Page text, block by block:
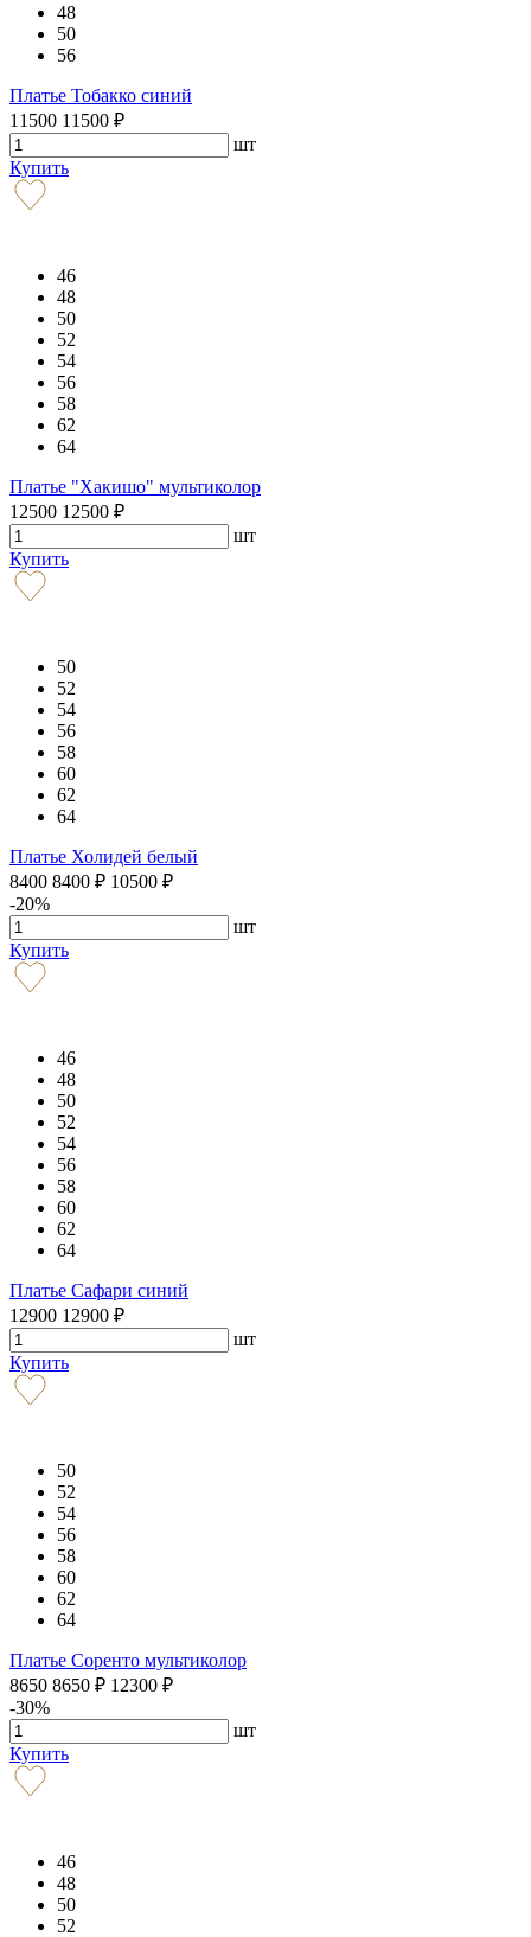
48
50
56
Платье Тобакко синий
11500 11500 ₽
шт
Купить
46
48
50
52
54
56
58
62
64
Платье "Хакишо" мультиколор
12500 12500 ₽
шт
Купить
50
52
54
56
58
60
62
64
Платье Холидей белый
8400 8400 ₽ 10500 ₽
-20%
шт
Купить
46
48
50
52
54
56
58
60
62
64
Платье Сафари синий
12900 12900 ₽
шт
Купить
50
52
54
56
58
60
62
64
Платье Соренто мультиколор
8650 8650 ₽ 12300 ₽
-30%
шт
Купить
46
48
50
52